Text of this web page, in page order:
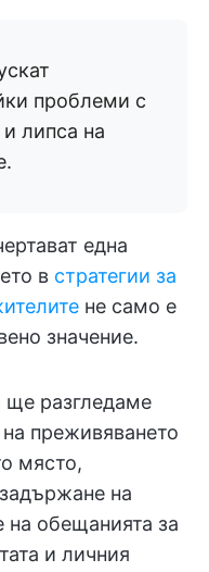
проблеми с
липса на
една
в стратегии за
не само е
значение.
ще разгледаме
преживяването
място,
на
на обещанията за
и личния